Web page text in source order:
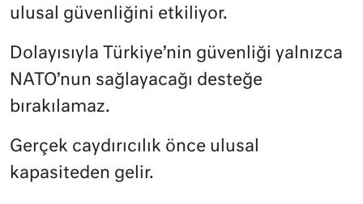
ulusal güvenliğini etkiliyor.
Dolayısıyla Türkiye’nin güvenliği yalnızca
NATO’nun sağlayacağı desteğe
bırakılamaz.
Gerçek caydırıcılık önce ulusal
kapasiteden gelir.